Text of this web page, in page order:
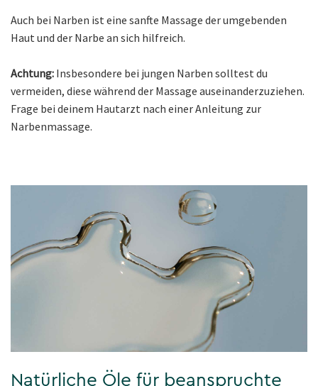
Auch bei Narben ist eine sanfte Massage der umgebenden
Haut und der Narbe an sich hilfreich.
Achtung: Insbesondere bei jungen Narben solltest du
vermeiden, diese während der Massage auseinanderzuziehen.
Frage bei deinem Hautarzt nach einer Anleitung zur
Narbenmassage.
Natürliche Öle für beanspruchte